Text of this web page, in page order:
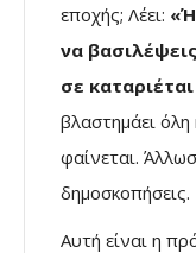
εποχής; Λέει:
να
σε
βλαστημάει
φαίνεται.
δημοσκοπήσεις.
Αυτή είναι η